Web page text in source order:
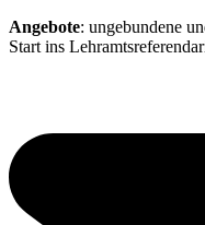
Angebote: ungebundene
Start ins